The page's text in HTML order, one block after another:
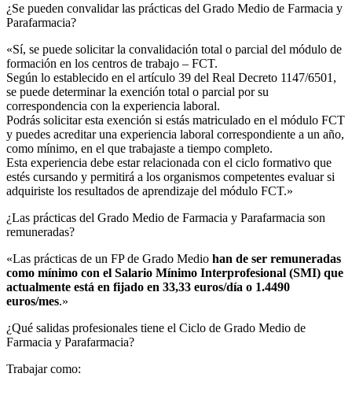
¿Se pueden convalidar las prácticas del Grado Medio de Farmacia y
Parafarmacia?​
«Sí, se puede solicitar la convalidación total o parcial del módulo de
formación en los centros de trabajo – FCT.
Según lo establecido en el artículo 39 del Real Decreto 1147/6501,
se puede determinar la exención total o parcial por su
correspondencia con la experiencia laboral.
Podrás solicitar esta exención si estás matriculado en el módulo FCT
y puedes acreditar una experiencia laboral correspondiente a un año,
como mínimo, en el que trabajaste a tiempo completo.
Esta experiencia debe estar relacionada con el ciclo formativo que
estés cursando y permitirá a los organismos competentes evaluar si
adquiriste los resultados de aprendizaje del módulo FCT.»
¿Las prácticas del Grado Medio de Farmacia y Parafarmacia son
remuneradas?​
«Las prácticas de un FP de Grado Medio han de ser remuneradas
como mínimo con el Salario Mínimo Interprofesional (SMI) que
actualmente está en fijado en 33,33 euros/día o 1.4490
euros/mes.»
¿Qué salidas profesionales tiene el Ciclo de Grado Medio de
Farmacia y Parafarmacia?​
Trabajar como: